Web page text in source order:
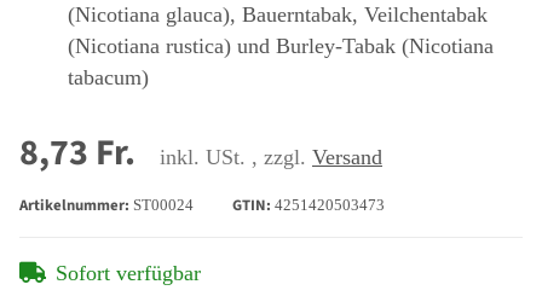
(Nicotiana glauca), Bauerntabak, Veilchentabak
(Nicotiana rustica) und Burley-Tabak (Nicotiana
tabacum)
8,73 Fr. inkl. USt. , zzgl. Versand
Artikelnummer: ST00024 GTIN: 4251420503473
Sofort verfügbar